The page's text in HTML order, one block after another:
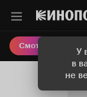
У
в
не
Смотреть кино